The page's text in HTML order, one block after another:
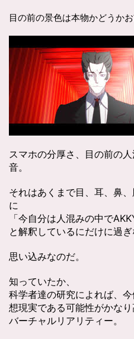
目の前の景色は本物かどうか
スマホの分厚さ、目の前の
音。
それはあくまで目、耳、鼻
に
「今自分は人混みの中で
と解釈しているにだけに過ぎ
思い込みなのだ。
知っていたか、
科学者達の研究によれば、
想現実である可能性がかな
バーチャルリアリティー。